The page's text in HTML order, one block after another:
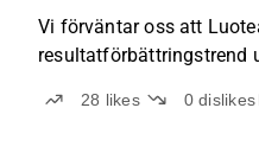
Vi förväntar oss att
resultatförbättringstrend
28 likes 0dislikes